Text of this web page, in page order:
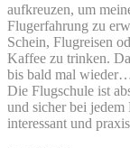
aufkreuzen, um
Flugerfahrung zu
Schein, Flugreisen
Kaffee zu trinken.
bis bald mal
Die Flugschule ist
und sicher bei
interessant und